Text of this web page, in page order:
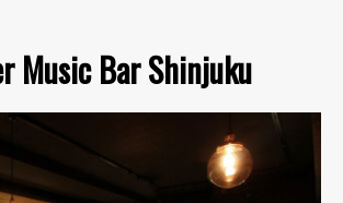
Music Bar Shinjuku